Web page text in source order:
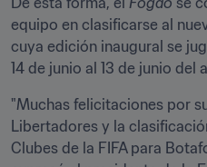
equipo en clasificarse al
cuya edición inaugural se
14 de junio al 13 de junio del
"Muchas felicitaciones por
Libertadores y la
Clubes de la FIFA para